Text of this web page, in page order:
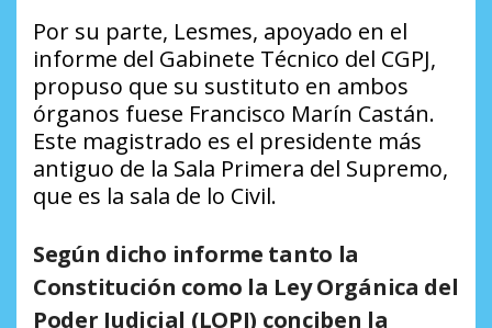
Por su parte, Lesmes, apoyado en el
informe del Gabinete Técnico del CGPJ,
propuso que su sustituto en ambos
órganos fuese Francisco Marín Castán.
Este magistrado es el presidente más
antiguo de la Sala Primera del Supremo,
que es la sala de lo Civil.
Según dicho informe tanto la
Constitución como la Ley Orgánica del
Poder Judicial (LOPJ) conciben la